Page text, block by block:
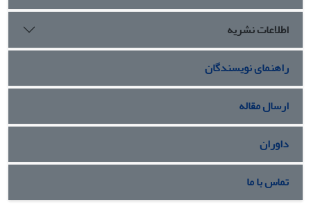
اطلاعات نشریه
راهنمای نویسندگان
ارسال مقاله
داوران
تماس با ما